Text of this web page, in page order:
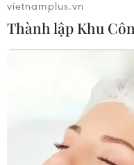
TotalEnergies thâu
Xây dựng thương
doanh nghiệp Việt
vietnamplus.vn
Thành lập Khu